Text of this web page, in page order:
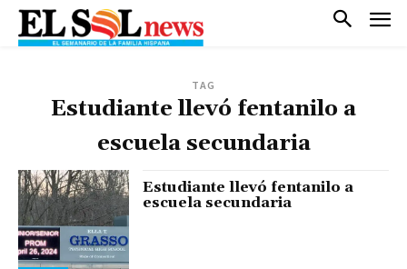
TAG
Estudiante llevó fentanilo a
escuela secundaria
Estudiante llevó fentanilo a
escuela secundaria